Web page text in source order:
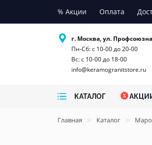
% Акции Оплата
г. Москва, ул.
Пн-Сб: с 10-00 до 20-00
Вс: с 10-00 до 18-00
info@keramogranitstore.ru
КАТАЛОГ
Главная Каталог